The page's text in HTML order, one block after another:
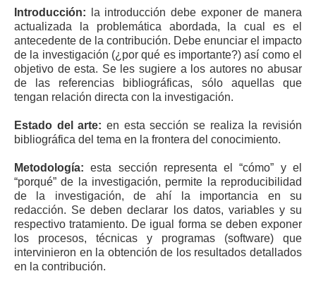
Introducción: la introducción debe exponer de manera
actualizada la problemática abordada, la cual es el
antecedente de la contribución. Debe enunciar el impacto
de la investigación (¿por qué es importante?) así como el
objetivo de esta. Se les sugiere a los autores no abusar
de las referencias bibliográficas, sólo aquellas que
tengan relación directa con la investigación.
Estado del arte: en esta sección se realiza la revisión
bibliográfica del tema en la frontera del conocimiento.
Metodología: esta sección representa el “cómo” y el
“porqué” de la investigación, permite la reproducibilidad
de la investigación, de ahí la importancia en su
redacción. Se deben declarar los datos, variables y su
respectivo tratamiento. De igual forma se deben exponer
los procesos, técnicas y programas (software) que
intervinieron en la obtención de los resultados detallados
en la contribución.